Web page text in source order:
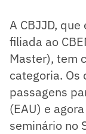
A CBJJD,
filiada ao
Master), tem
categoria. Os
passagens
(EAU) e
seminário no